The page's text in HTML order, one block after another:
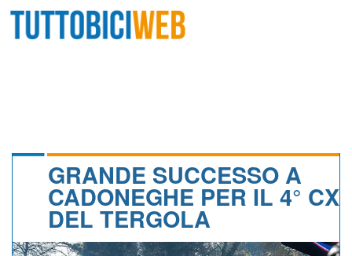
CALENDARIO
GRANDE SUCCESSO A
CADONEGHE PER IL 4° CX
DEL TERGOLA